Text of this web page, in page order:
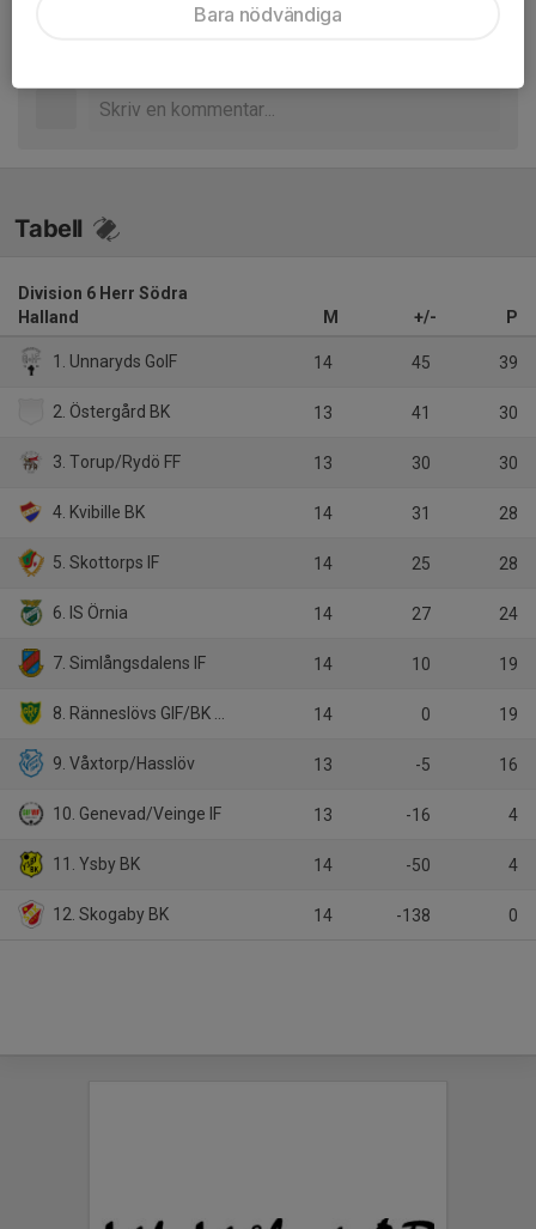
Tabell
Division 6 Herr Södra
Halland
M +/- P
1. Unnaryds GoIF 14 45 39
2. Östergård BK 13 41 30
3. Torup/Rydö FF 13 30 30
4. Kvibille BK 14 31 28
5. Skottorps IF 14 25 28
6. IS Örnia 14 27 24
7. Simlångsdalens IF 14 10 19
8. Ränneslövs GIF/BK Walldia 14 0 19
9. Våxtorp/Hasslöv 13 -5 16
10. Genevad/Veinge IF 13 -16 4
11. Ysby BK 14 -50 4
12. Skogaby BK 14 -138 0
Bara nödvändiga